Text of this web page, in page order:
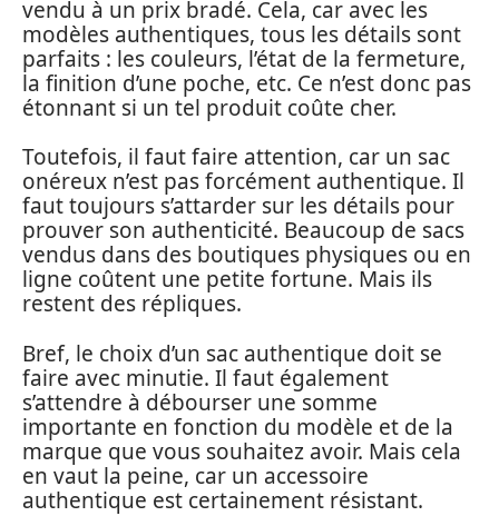
vendu à un prix bradé. Cela, car avec les
modèles authentiques, tous les détails sont
parfaits : les couleurs, l’état de la fermeture,
la finition d’une poche, etc. Ce n’est donc pas
étonnant si un tel produit coûte cher.
Toutefois, il faut faire attention, car un sac
onéreux n’est pas forcément authentique. Il
faut toujours s’attarder sur les détails pour
prouver son authenticité. Beaucoup de sacs
vendus dans des boutiques physiques ou en
ligne coûtent une petite fortune. Mais ils
restent des répliques.
Bref, le choix d’un sac authentique doit se
faire avec minutie. Il faut également
s’attendre à débourser une somme
importante en fonction du modèle et de la
marque que vous souhaitez avoir. Mais cela
en vaut la peine, car un accessoire
authentique est certainement résistant.